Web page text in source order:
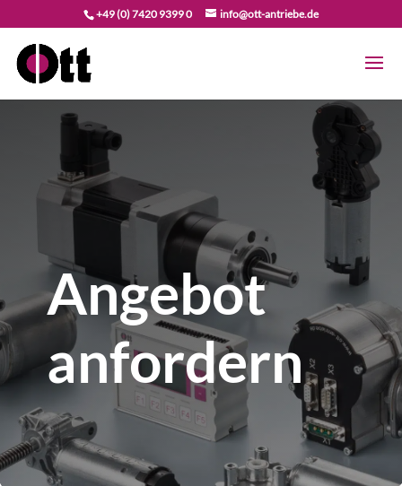
+49 (0) 7420 9399 0 info@ott-antriebe.de
Angebot
anfordern